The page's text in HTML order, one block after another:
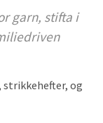
garn, stifta i
og